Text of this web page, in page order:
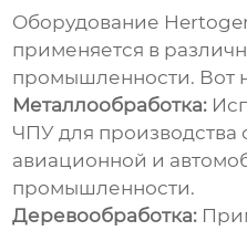
Оборудование
применяется в
промышленности. Вот
Металлообработка:
ЧПУ для производства
авиационной и
промышленности.
Деревообработка: